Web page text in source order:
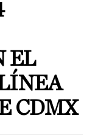
EL
CDMX